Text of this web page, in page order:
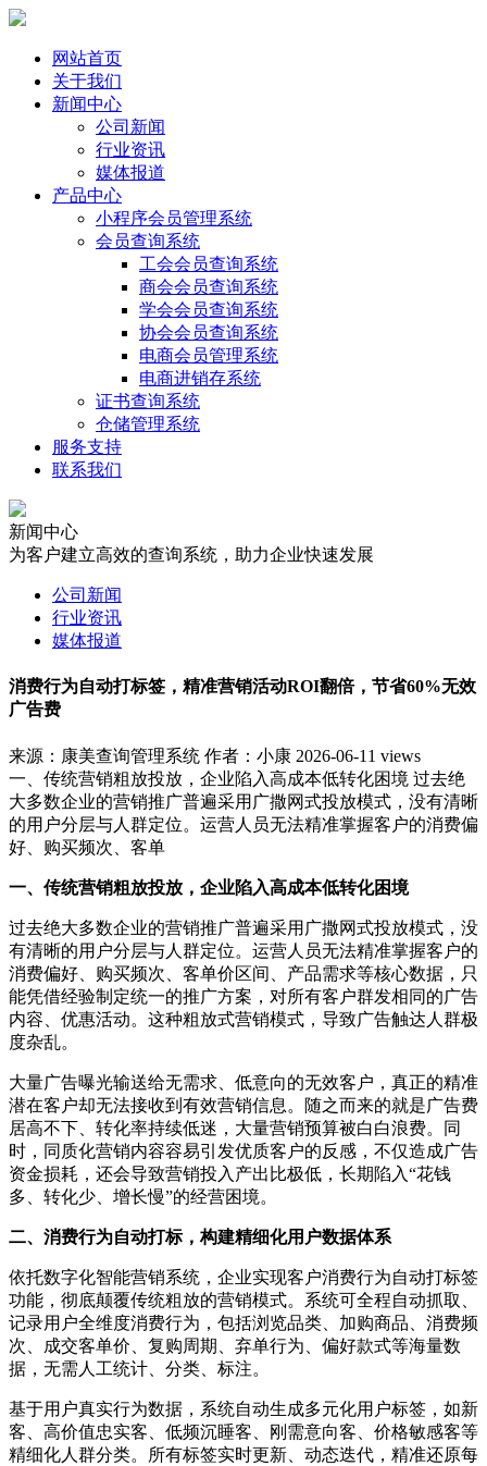
网站首页
关于我们
新闻中心
公司新闻
行业资讯
媒体报道
产品中心
小程序会员管理系统
会员查询系统
工会会员查询系统
商会会员查询系统
学会会员查询系统
协会会员查询系统
电商会员管理系统
电商进销存系统
证书查询系统
仓储管理系统
服务支持
联系我们
新闻中心
为客户建立高效的查询系统，助力企业快速发展
公司新闻
行业资讯
媒体报道
消费行为自动打标签，精准营销活动ROI翻倍，节省60%无效
广告费
来源：康美查询管理系统 作者：小康 2026-06-11 views
一、传统营销粗放投放，企业陷入高成本低转化困境 过去绝
大多数企业的营销推广普遍采用广撒网式投放模式，没有清晰
的用户分层与人群定位。运营人员无法精准掌握客户的消费偏
好、购买频次、客单
一、传统营销粗放投放，企业陷入高成本低转化困境
过去绝大多数企业的营销推广普遍采用广撒网式投放模式，没
有清晰的用户分层与人群定位。运营人员无法精准掌握客户的
消费偏好、购买频次、客单价区间、产品需求等核心数据，只
能凭借经验制定统一的推广方案，对所有客户群发相同的广告
内容、优惠活动。这种粗放式营销模式，导致广告触达人群极
度杂乱。
大量广告曝光输送给无需求、低意向的无效客户，真正的精准
潜在客户却无法接收到有效营销信息。随之而来的就是广告费
居高不下、转化率持续低迷，大量营销预算被白白浪费。同
时，同质化营销内容容易引发优质客户的反感，不仅造成广告
资金损耗，还会导致营销投入产出比极低，长期陷入“花钱
多、转化少、增长慢”的经营困境。
二、消费行为自动打标，构建精细化用户数据体系
依托数字化智能营销系统，企业实现客户消费行为自动打标签
功能，彻底颠覆传统粗放的营销模式。系统可全程自动抓取、
记录用户全维度消费行为，包括浏览品类、加购商品、消费频
次、成交客单价、复购周期、弃单行为、偏好款式等海量数
据，无需人工统计、分类、标注。
基于用户真实行为数据，系统自动生成多元化用户标签，如新
客、高价值忠实客、低频沉睡客、刚需意向客、价格敏感客等
精细化人群分类。所有标签实时更新、动态迭代，精准还原每